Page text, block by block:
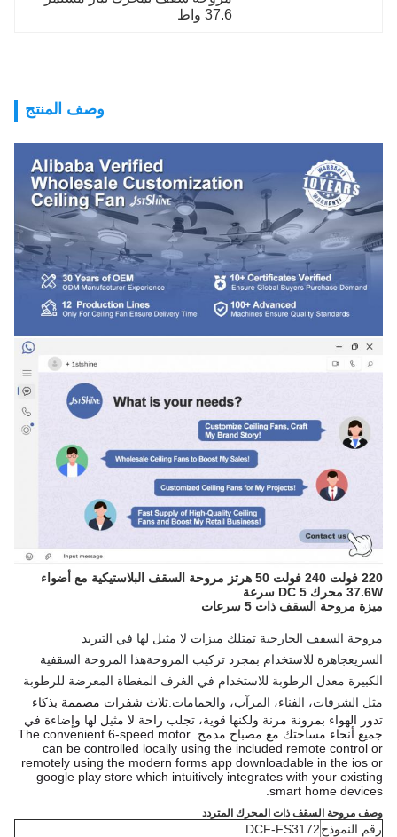
37.6 واط
وصف المنتج
220 فولت 240 فولت 50 هرتز مروحة السقف البلاستيكية مع أضواء
37.6W محرك DC 5 سرعة
ميزة مروحة السقف ذات 5 سرعات
مروحة السقف الخارجية تمتلك ميزات لا مثيل لها في التبريد
السريعجاهزة للاستخدام بمجرد تركيب المروحة
هذا المروحة السقفية
الكبيرة معدل الرطوبة للاستخدام في الغرف المغطاة المعرضة للرطوبة
مثل الشرفات، الفناء، المرآب، والحمامات.ثلاث شفرات مصممة بذكاء
تدور الهواء بمرونة مرنة ولكنها قوية، تجلب راحة لا مثيل لها وإضاءة في
جميع أنحاء مساحتك مع مصباح مدمج. The convenient 6-speed motor
can be controlled locally using the included remote control or
remotely using the modern forms app downloadable in the ios or
google play store which intuitively integrates with your existing
smart home devices.
وصف مروحة السقف ذات المحرك المتردد
رقم النموذجDCF-FS3172